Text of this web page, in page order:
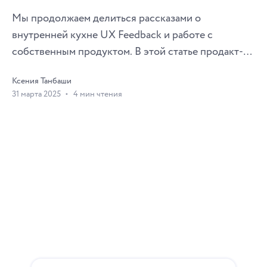
Мы продолжаем делиться рассказами о
внутренней кухне UX Feedback и работе с
собственным продуктом. В этой статье продакт-
проводить количественные исследования прямо
внутри продукта, и где они будут особенно
Ксения Танбаши
31 марта 2025
4 мин чтения